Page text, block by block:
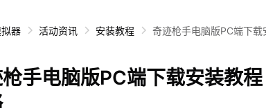
器 活动资讯 安装教程 奇迹枪手电脑版PC端下
手电脑版PC端下载安装教